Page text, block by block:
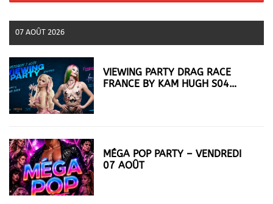
07 AOÛT 2026
VIEWING PARTY DRAG RACE
FRANCE BY KAM HUGH S04
MÉGA POP PARTY – VENDREDI
07 AOÛT